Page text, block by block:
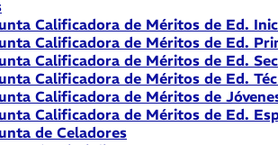
Calificadora de Méritos de Ed.
Calificadora de Méritos de Ed.
Calificadora de Méritos de Ed.
Calificadora de Méritos de Ed.
Calificadora de Méritos de
Calificadora de Méritos de Ed.
de Celadores